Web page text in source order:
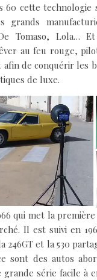
60 cette technologie
Tomaso, Lola…
au feu rouge,
afin de conquérir les
de luxe.
qui met la
Il est suivi en
246GT et la 530
sont des autos
grande série facile à